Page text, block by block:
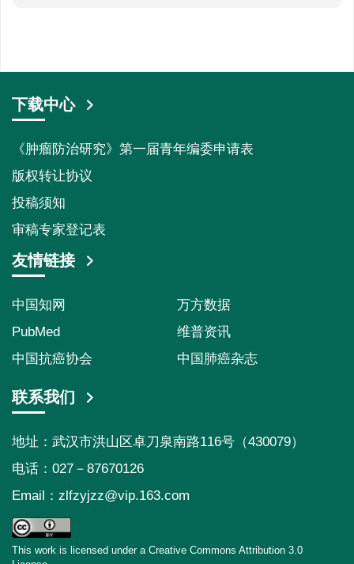
下载中心
《肿瘤防治研究》第一届青年编委申请表
版权转让协议
投稿须知
审稿专家登记表
友情链接
中国知网
万方数据
PubMed
维普资讯
中国抗癌协会
中国肺癌杂志
联系我们
地址：武汉市洪山区卓刀泉南路116号（430079）
电话：027－87670126
Email： zlfzyjzz@vip.163.com
This work is licensed under a Creative Commons Attribution 3.0